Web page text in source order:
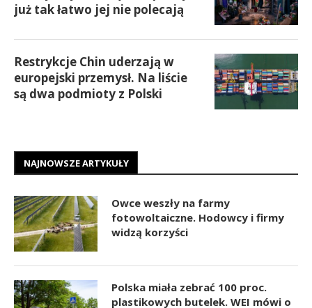
już tak łatwo jej nie polecają
Restrykcje Chin uderzają w
europejski przemysł. Na liście
są dwa podmioty z Polski
NAJNOWSZE ARTYKUŁY
Owce weszły na farmy
fotowoltaiczne. Hodowcy i firmy
widzą korzyści
Polska miała zebrać 100 proc.
plastikowych butelek. WEI mówi o